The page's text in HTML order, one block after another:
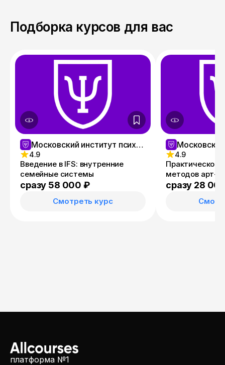
Подборка курсов для вас
Московский институт психологии
4.9
Введение в IFS: внутренние
семейные системы
сразу 58 000 ₽
Смотреть курс
4.9
Практическое
методов арт-
сразу 28
платформа №1